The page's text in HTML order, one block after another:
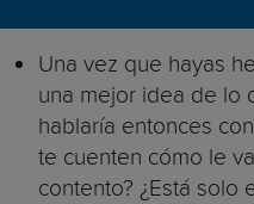
Una vez que hayas
una mejor idea de lo
hablaría entonces
te cuenten cómo le
contento? ¿Está solo